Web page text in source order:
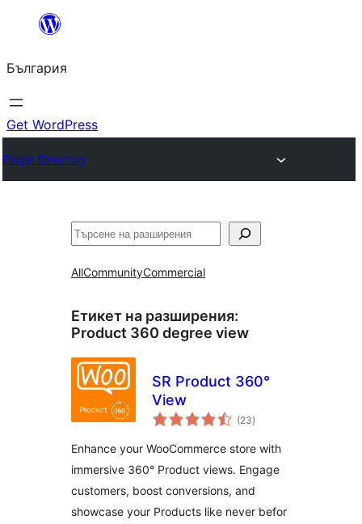
България
Get WordPress
Plugin Directory
Търсене
AllCommunityCommercial
Етикет на разширения:
Product 360 degree view
SR Product 360°
View
(23общо
оценки
)
Enhance your WooCommerce store with
immersive 360° Product views. Engage
customers, boost conversions, and
showcase your Products like never befor